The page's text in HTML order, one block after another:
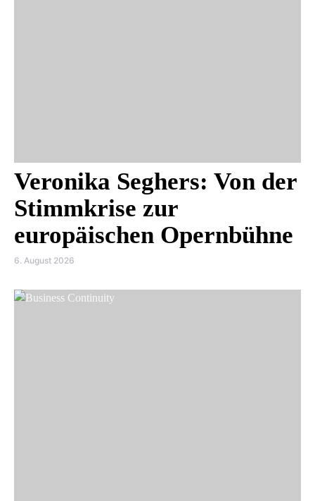
Veronika Seghers: Von der
Stimmkrise zur
europäischen Opernbühne
6. August 2026